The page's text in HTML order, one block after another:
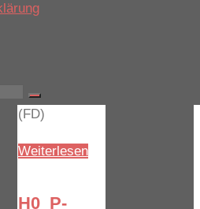
handelte. Der
1,5h beendet.
(FD)
Weiterlesen"H2_Y_Bahn"
H0_P-